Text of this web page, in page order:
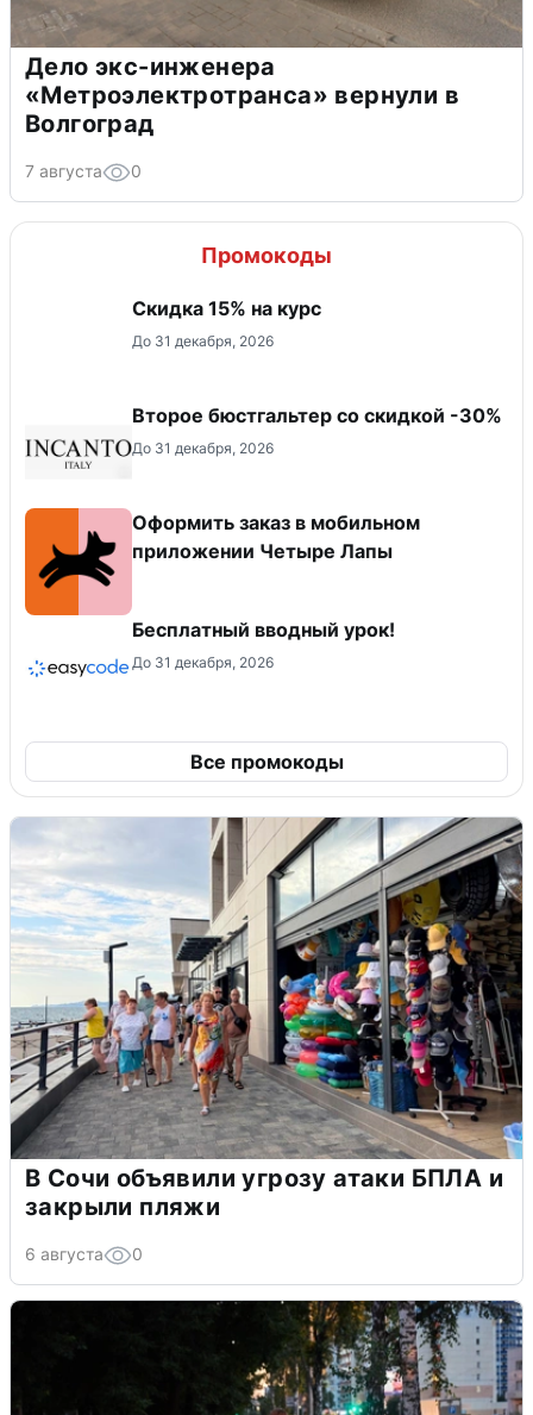
Дело экс-инженера
«Метроэлектротранса» вернули в
Волгоград
7 августа 0
Промокоды
Скидка 15% на курс
До 31 декабря, 2026
Второе бюстгальтер со скидкой -30%
До 31 декабря, 2026
Оформить заказ в мобильном
приложении Четыре Лапы
Бесплатный вводный урок!
До 31 декабря, 2026
Все промокоды
В Сочи объявили угрозу атаки БПЛА и
закрыли пляжи
6 августа 0